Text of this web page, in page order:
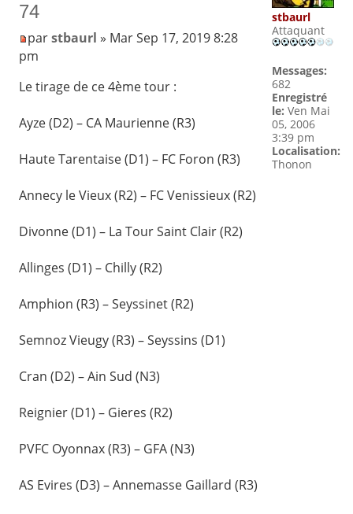
74
parstbaurl » Mar Sep 17, 2019 8:28
pm
Le tirage de ce 4ème tour :
Ayze (D2) – CA Maurienne (R3)
Haute Tarentaise (D1) – FC Foron (R3)
Annecy le Vieux (R2) – FC Venissieux (R2)
Divonne (D1) – La Tour Saint Clair (R2)
Allinges (D1) – Chilly (R2)
Amphion (R3) – Seyssinet (R2)
Semnoz Vieugy (R3) – Seyssins (D1)
Cran (D2) – Ain Sud (N3)
Reignier (D1) – Gieres (R2)
PVFC Oyonnax (R3) – GFA (N3)
AS Evires (D3) – Annemasse Gaillard (R3)
stbaurl
Attaquant
Messages:
682
Enregistré
le: Ven Mai
05, 2006
3:39 pm
Localisation:
Thonon